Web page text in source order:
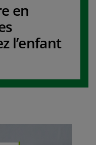
en
l’enfant